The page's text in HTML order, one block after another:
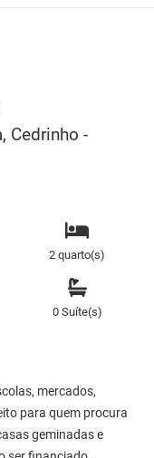
Cedrinho -
2 quarto(s)
0 Suíte(s)
mercados,
para quem procura
geminadas e